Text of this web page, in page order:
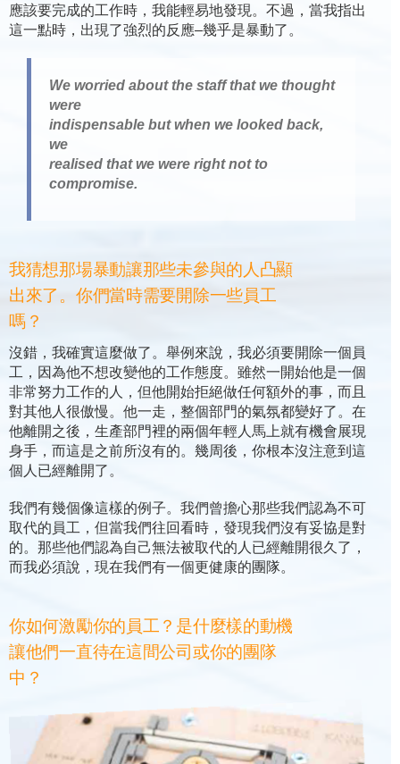
應該要完成的工作時，我能輕易地發現。不過，當我指出
這一點時，出現了強烈的反應–幾乎是暴動了。
We worried about the staff that we thought
were
indispensable but when we looked back,
we
realised that we were right not to
compromise.
我猜想那場暴動讓那些未參與的人凸顯
出來了。你們當時需要開除一些員工
嗎？
沒錯，我確實這麼做了。舉例來說，我必須要開除一個員
工，因為他不想改變他的工作態度。雖然一開始他是一個
非常努力工作的人，但他開始拒絕做任何額外的事，而且
對其他人很傲慢。他一走，整個部門的氣氛都變好了。在
他離開之後，生產部門裡的兩個年輕人馬上就有機會展現
身手，而這是之前所沒有的。幾周後，你根本沒注意到這
個人已經離開了。
我們有幾個像這樣的例子。我們曾擔心那些我們認為不可
取代的員工，但當我們往回看時，發現我們沒有妥協是對
的。那些他們認為自己無法被取代的人已經離開很久了，
而我必須說，現在我們有一個更健康的團隊。
你如何激勵你的員工？是什麼樣的動機
讓他們一直待在這間公司或你的團隊
中？